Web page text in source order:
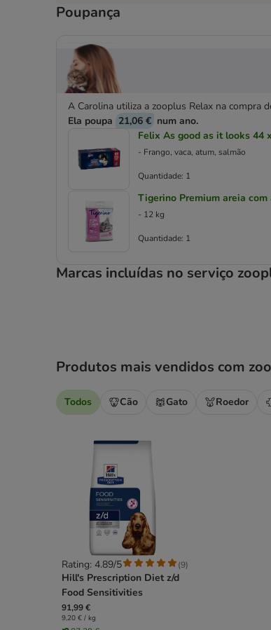
Poupança
A Carolina utiliza a zooplus Relax na compra
Ela poupa 21,06 € num ano.
Felix As good as it looks 44
- Frango, vaca, atum, salmão
Quantidade: 1
Tigerino Premium areia com
- 12 kg
Quantidade: 1
Marcas incluídas no serviço
Produtos mais vendidos com
Todos Cão Gato Roedor
Rating: 4.89/5 (9)
Hill's Prescription Diet z/d
Food Sensitivities
91,99 €
9,20 € / kg